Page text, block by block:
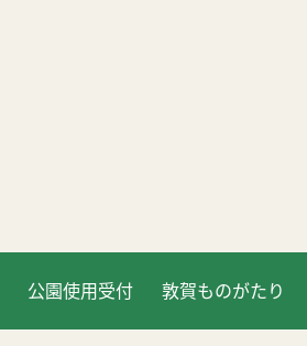
公園使用受付 敦賀ものがたり